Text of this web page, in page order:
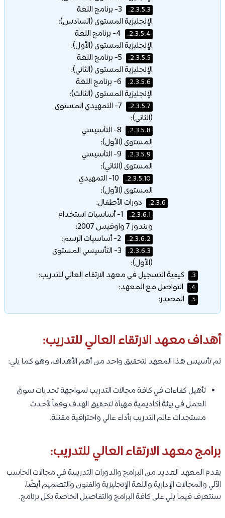
2.3.5.3.
3- برنامج اللغة
الإنجليزية المستوى (السادس):
2.3.5.4.
4- برنامج اللغة
الإنجليزية المستوى (الأول):
2.3.5.5.
5- برنامج اللغة
الإنجليزية المستوى (الثاني):
2.3.5.6.
6- برنامج اللغة
الإنجليزية المستوى (الثالث):
2.3.5.7.
7- التمهيدي المستوى
(الثاني):
2.3.5.8.
8- التأسيسي
المستوى (الأول):
2.3.5.9.
9- التأسيسي
المستوى (الثاني):
2.3.5.10.
10- التمهيدي
المستوى (الأول):
2.3.6. دورات الأطفال:
2.3.6.1.
1- أساسيات استخدام
ويندوز 7 واوفيس 2007:
2.3.6.2.
2.3.6.3.
3- التأسيسي المستوى
(الأول):
3. كيفية التسجيل في معهد الارتقاء العالي للتدريب:
4. التواصل مع المعهد:
5. المصدر:
أهداف معهد الارتقاء العالي للتدريب:
تم تأسيس هذا المعهد لتحقيق واحد من أهم الأهداف، وهو كما يلي:
تأهيل كفاءات في كافة مجالات التدريب لمواجهة تحديات سوق
العمل في بيئة أكاديمية مهيأة لتحقيق الهدف وفقاً لأحدث
مستجدات عالم التدريب بأداء عالي واحترافية مقننة.
برامج معهد الارتقاء العالي للتدريب:
يقدم المعهد العديد من البرامج والدورات التدريبية في مجالات الحاسب
الآلي والمجالات الإدارية واللغة الإنجليزية والفنون والتصميم أيضًا،
سنتعرف فيما يلي على كافة البرامج والتفاصيل الخاصة بكل برنامج.